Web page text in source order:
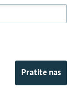
Pratite nas